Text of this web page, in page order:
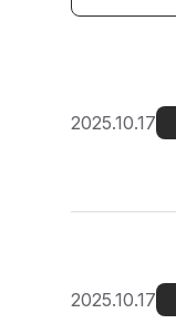
2025.10.17
2025.10.17